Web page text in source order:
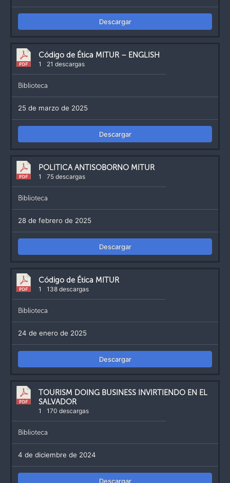
Descargar
Código de Ética MITUR – ENGLISH
1 21 descargas
Biblioteca
25 de marzo de 2025
Descargar
POLITICA ANTISOBORNO MITUR
1 75 descargas
Biblioteca
28 de febrero de 2025
Descargar
Código de Ética MITUR
1 138 descargas
Biblioteca
24 de enero de 2025
Descargar
TOURISM DOING BUSINESS INVIRTIENDO EN EL
SALVADOR
1 170 descargas
Biblioteca
4 de diciembre de 2024
Descargar